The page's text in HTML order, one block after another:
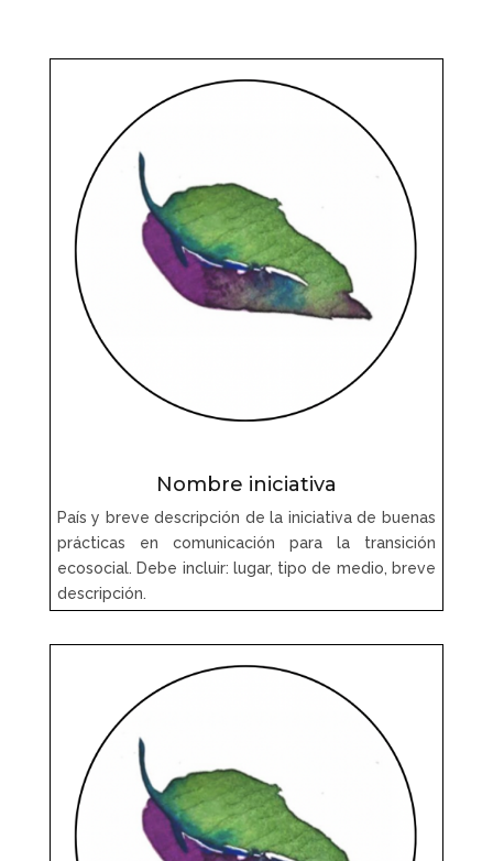
Nombre iniciativa
País y breve descripción de la iniciativa de buenas
prácticas en comunicación para la transición
ecosocial. Debe incluir: lugar, tipo de medio, breve
descripción.